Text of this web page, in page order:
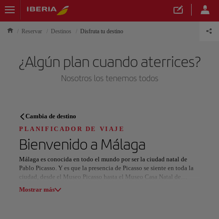
Reservar Destinos Disfruta tu destino
¿Algún plan cuando aterrices?
Nosotros los tenemos todos
PLANIFICADOR DE VIAJE
Descubre tu próximo destino
Nuestros destinos
Cambia de destino
PLANIFICADOR DE VIAJE
Bienvenido a Málaga
Málaga es conocida en todo el mundo por ser la ciudad natal de
Pablo Picasso. Y es que la presencia de Picasso se siente en toda la
ciudad, desde el Museo Picasso hasta el Museo Casa Natal de
Picasso. Además de los cientos de obras de arte que hay en estos
Mostrar más